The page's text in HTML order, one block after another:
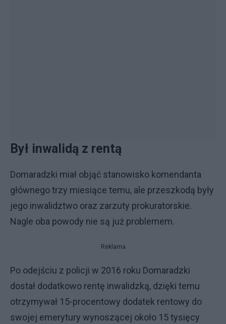
Był inwalidą z rentą
Domaradzki miał objąć stanowisko komendanta
głównego trzy miesiące temu, ale przeszkodą były
jego inwalidztwo oraz zarzuty prokuratorskie.
Nagle oba powody nie są już problemem.
Reklama
Po odejściu z policji w 2016 roku Domaradzki
dostał dodatkowo rentę inwalidzką, dzięki temu
otrzymywał 15-procentowy dodatek rentowy do
swojej emerytury wynoszącej około 15 tysięcy